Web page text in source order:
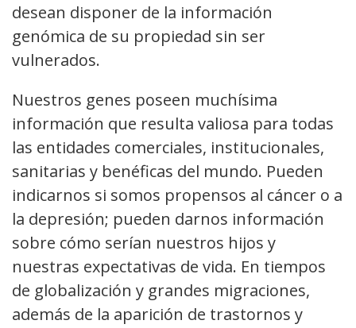
desean disponer de la información
genómica de su propiedad sin ser
vulnerados.
Nuestros genes poseen muchísima
información que resulta valiosa para todas
las entidades comerciales, institucionales,
sanitarias y benéficas del mundo. Pueden
indicarnos si somos propensos al cáncer o a
la depresión; pueden darnos información
sobre cómo serían nuestros hijos y
nuestras expectativas de vida. En tiempos
de globalización y grandes migraciones,
además de la aparición de trastornos y